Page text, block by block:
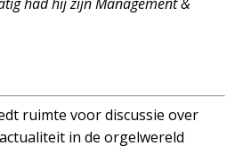
ruimte voor discussie over
in de orgelwereld